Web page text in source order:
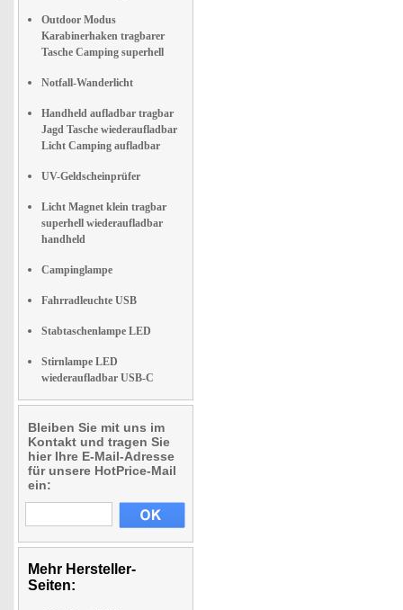
Outdoor Modus
Karabinerhaken tragbarer
Tasche Camping superhell
Notfall-Wanderlicht
Handheld aufladbar tragbar
Jagd Tasche wiederaufladbar
Licht Camping aufladbar
UV-Geldscheinprüfer
Licht Magnet klein tragbar
superhell wiederaufladbar
handheld
Campinglampe
Fahrradleuchte USB
Stabtaschenlampe LED
Stirnlampe LED
wiederaufladbar USB-C
Bleiben Sie mit uns im
Kontakt und tragen Sie
hier Ihre E-Mail-Adresse
für unsere HotPrice-Mail
ein:
Mehr Hersteller-
Seiten: